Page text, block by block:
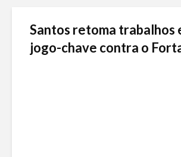
Santos retoma trabalhos
jogo-chave contra o